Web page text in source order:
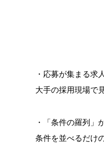
・応募が集まる
大手の採用現場で
・「条件の羅列
条件を並べるだけ